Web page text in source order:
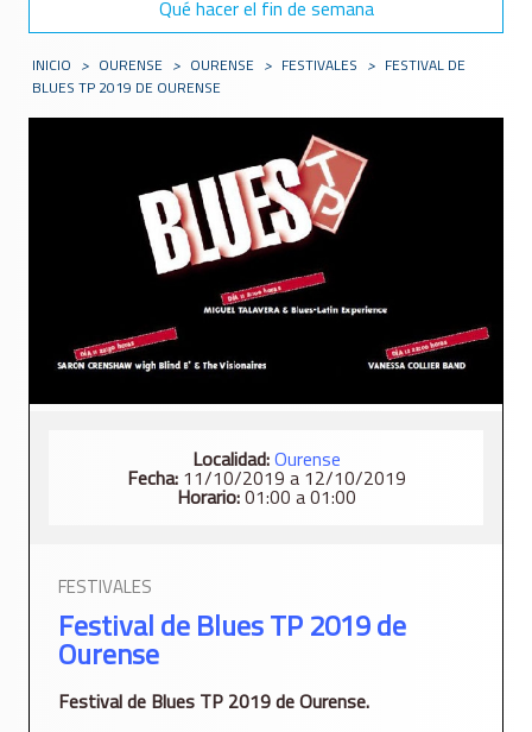
Qué hacer el fin de semana
INICIO > OURENSE > OURENSE > FESTIVALES > FESTIVAL DE
BLUES TP 2019 DE OURENSE
Localidad:Ourense
Fecha:11/10/2019 a 12/10/2019
Horario:01:00 a 01:00
FESTIVALES
Festival de Blues TP 2019 de
Ourense
Festival de Blues TP 2019 de Ourense.